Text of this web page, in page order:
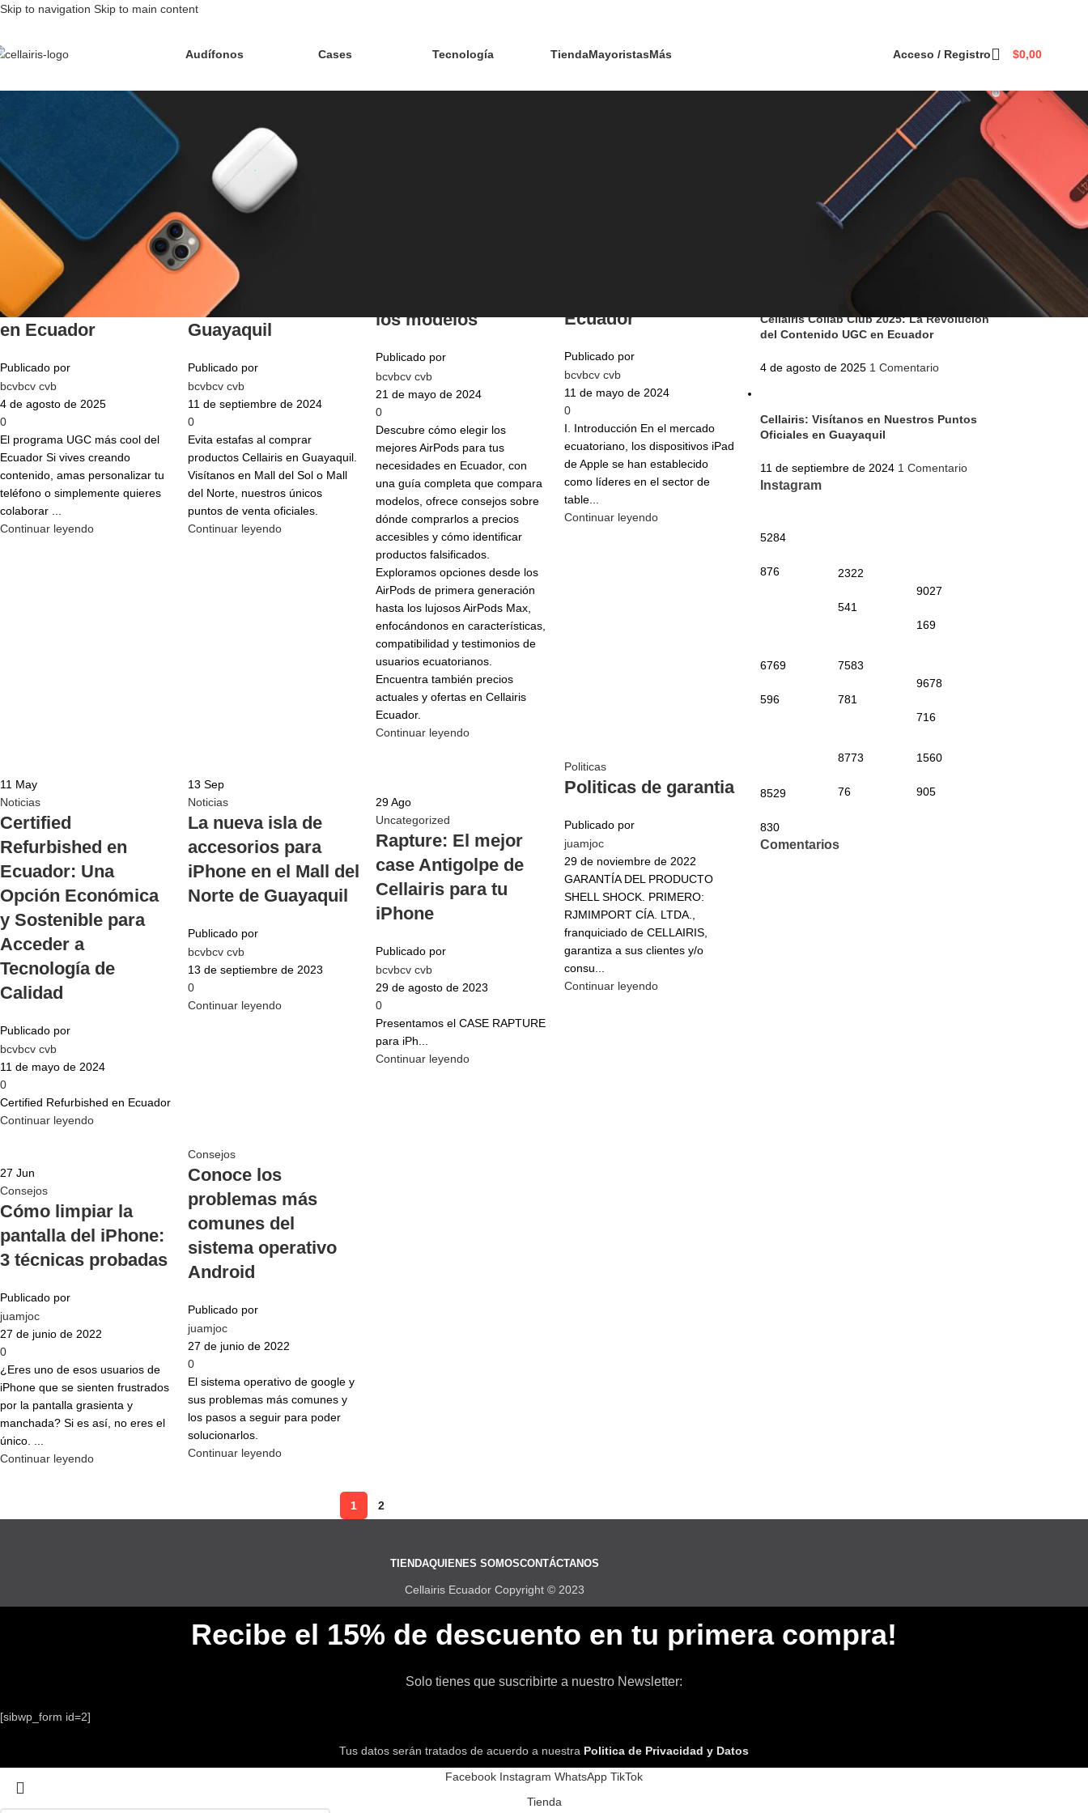
Skip to navigation Skip to main content
Audífonos Cases Tecnología TiendaMayoristasMás Acceso / Registro $0,00
04Ago
Noticias
Cellairis Collab Club
2025: La Revolución
del Contenido UGC
en Ecuador
Publicado por
bcvbcv cvb
4 de agosto de 2025
0
El programa UGC más cool del
Ecuador Si vives creando
contenido, amas personalizar tu
teléfono o simplemente quieres
colaborar ...
Continuar leyendo
11
Consejos
Cellairis: Visítanos
en Nuestros Puntos
Oficiales en
Guayaquil
Publicado por
bcvbcv cvb
11 de septiembre de 2024
0
Evita estafas al comprar
productos Cellairis en Guayaquil.
Visítanos en Mall del Sol o Mall
del Norte, nuestros únicos
puntos de venta oficiales.
Continuar leyendo
los modelos
Publicado por
bcvbcv cvb
21 de mayo de 2024
0
Descubre cómo elegir los
mejores AirPods para tus
necesidades en Ecuador, con
una guía completa que compara
modelos, ofrece consejos sobre
dónde comprarlos a precios
accesibles y cómo identificar
productos falsificados.
Exploramos opciones desde los
AirPods de primera generación
hasta los lujosos AirPods Max,
enfocándonos en características,
compatibilidad y testimonios de
usuarios ecuatorianos.
Encuentra también precios
actuales y ofertas en Cellairis
Ecuador.
Continuar leyendo
Ecuador
Publicado por
bcvbcv cvb
11 de mayo de 2024
0
I. Introducción En el mercado
ecuatoriano, los dispositivos iPad
de Apple se han establecido
como líderes en el sector de
table...
Continuar leyendo
11 May
Noticias
Certified
Refurbished en
Ecuador: Una
Opción Económica
y Sostenible para
Acceder a
Tecnología de
Calidad
Publicado por
bcvbcv cvb
11 de mayo de 2024
0
Certified Refurbished en Ecuador
Continuar leyendo
13Sep
Noticias
La nueva isla de
accesorios para
iPhone en el Mall del
Norte de Guayaquil
Publicado por
bcvbcv cvb
13 de septiembre de 2023
0
Continuar leyendo
29Ago
Uncategorized
Rapture: El mejor
case Antigolpe de
Cellairis para tu
iPhone
Publicado por
bcvbcv cvb
29 de agosto de 2023
0
Presentamos el CASE RAPTURE
para iPh...
Continuar leyendo
Politicas
Politicas de garantia
Publicado por
juamjoc
29 de noviembre de 2022
GARANTÍA DEL PRODUCTO
SHELL SHOCK. PRIMERO:
RJMIMPORT CÍA. LTDA.,
franquiciado de CELLAIRIS,
garantiza a sus clientes y/o
consu...
Continuar leyendo
27 Jun
Consejos
Cómo limpiar la
pantalla del iPhone:
3 técnicas probadas
Publicado por
juamjoc
27 de junio de 2022
0
¿Eres uno de esos usuarios de
iPhone que se sienten frustrados
por la pantalla grasienta y
manchada? Si es así, no eres el
único. ...
Continuar leyendo
Consejos
Conoce los
problemas más
comunes del
sistema operativo
Android
Publicado por
juamjoc
27 de junio de 2022
0
El sistema operativo de google y
sus problemas más comunes y
los pasos a seguir para poder
solucionarlos.
Continuar leyendo
1 2
Cellairis Collab Club 2025: La Revolución
del Contenido UGC en Ecuador
4 de agosto de 2025 1 Comentario
Cellairis: Visítanos en Nuestros Puntos
Oficiales en Guayaquil
11 de septiembre de 2024 1 Comentario
Instagram
5284
876 2322
541
9027
169
6769
596
7583
781
9678
716
8529
830
8773
76
1560
905
Comentarios
TIENDAQUIENES SOMOSCONTÁCTANOS
Cellairis Ecuador Copyright © 2023
Recibe el 15% de descuento en tu primera compra!
Solo tienes que suscribirte a nuestro Newsletter:
[sibwp_form id=2]
Tus datos serán tratados de acuerdo a nuestra Politica de Privacidad y Datos
Facebook Instagram WhatsApp TikTok
Tienda